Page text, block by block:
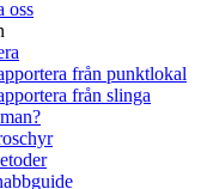
oss
från punktlokal
från slinga